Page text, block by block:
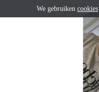
We gebruiken cookies